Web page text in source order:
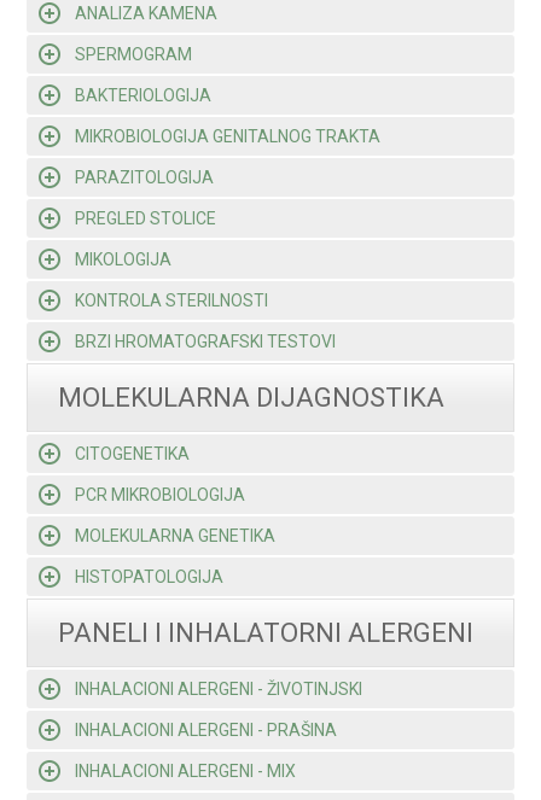
ANALIZA KAMENA
SPERMOGRAM
BAKTERIOLOGIJA
MIKROBIOLOGIJA GENITALNOG TRAKTA
PARAZITOLOGIJA
PREGLED STOLICE
MIKOLOGIJA
KONTROLA STERILNOSTI
BRZI HROMATOGRAFSKI TESTOVI
MOLEKULARNA DIJAGNOSTIKA
CITOGENETIKA
PCR MIKROBIOLOGIJA
MOLEKULARNA GENETIKA
HISTOPATOLOGIJA
PANELI I INHALATORNI ALERGENI
INHALACIONI ALERGENI - ŽIVOTINJSKI
INHALACIONI ALERGENI - PRAŠINA
INHALACIONI ALERGENI - MIX